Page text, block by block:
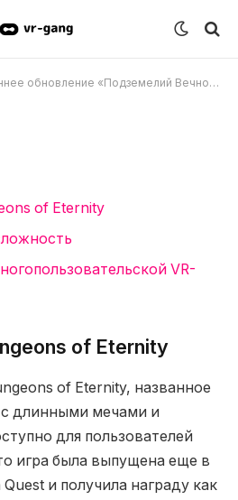
Вечности» добавляет двуручный длинный меч, технологию тактильной обратной связи bHaptics и многое другое.»
другое.»
of Eternity
VR-
of Eternity
of Eternity, названное
длинными мечами и
для пользователей
игра была выпущена еще в
и получила награду как